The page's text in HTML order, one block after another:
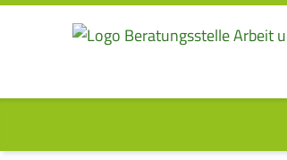
GESUNDHEIT